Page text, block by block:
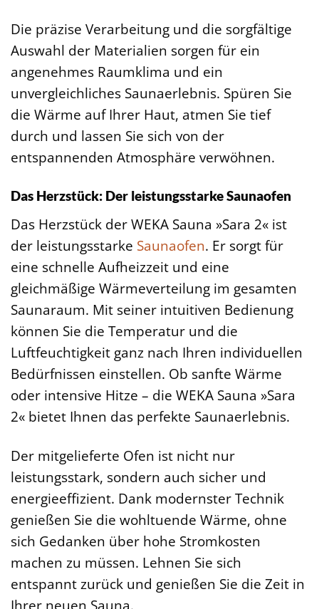
Die präzise Verarbeitung und die sorgfältige
Auswahl der Materialien sorgen für ein
angenehmes Raumklima und ein
unvergleichliches Saunaerlebnis. Spüren Sie
die Wärme auf Ihrer Haut, atmen Sie tief
durch und lassen Sie sich von der
entspannenden Atmosphäre verwöhnen.
Das Herzstück: Der leistungsstarke Saunaofen
Das Herzstück der WEKA Sauna »Sara 2« ist
der leistungsstarke Saunaofen. Er sorgt für
eine schnelle Aufheizzeit und eine
gleichmäßige Wärmeverteilung im gesamten
Saunaraum. Mit seiner intuitiven Bedienung
können Sie die Temperatur und die
Luftfeuchtigkeit ganz nach Ihren individuellen
Bedürfnissen einstellen. Ob sanfte Wärme
oder intensive Hitze – die WEKA Sauna »Sara
2« bietet Ihnen das perfekte Saunaerlebnis.
Der mitgelieferte Ofen ist nicht nur
leistungsstark, sondern auch sicher und
energieeffizient. Dank modernster Technik
genießen Sie die wohltuende Wärme, ohne
sich Gedanken über hohe Stromkosten
machen zu müssen. Lehnen Sie sich
entspannt zurück und genießen Sie die Zeit in
Ihrer neuen Sauna.